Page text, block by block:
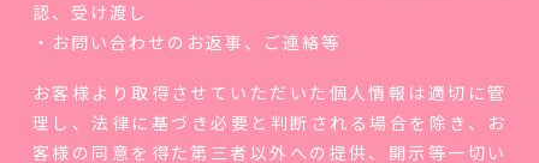
認、受け渡し
・お問い合わせのお返事、ご連絡等
お客様より取得させていただいた個人情報は適切に管
理し、法律に基づき必要と判断される場合を除き、お
客様の同意を得た第三者以外への提供、開示等一切い